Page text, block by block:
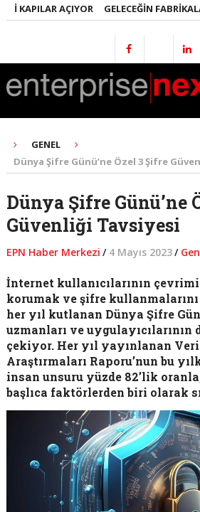
AÇIYOR GELECEĞIN
GENEL
Dünya Şifre Günü’ne Özel 3 Şifre
Dünya Şifre Günü’ne
Güvenliği Tavsiyesi
EPN Haber Merkezi / 4 Mayıs 2023/
İnternet kullanıcılarının
korumak ve şifre
her yıl kutlanan Dünya Şifre
uzmanları ve
çekiyor. Her yıl yayınlanan
Araştırmaları Raporu’nun bu
insan unsuru yüzde 82’lik
başlıca faktörlerden biri olarak